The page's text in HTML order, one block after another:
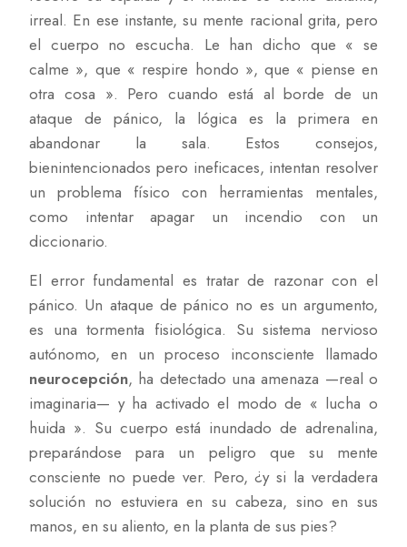
irreal. En ese instante, su mente racional grita, pero
el cuerpo no escucha. Le han dicho que « se
calme », que « respire hondo », que « piense en
otra cosa ». Pero cuando está al borde de un
ataque de pánico, la lógica es la primera en
abandonar la sala. Estos consejos,
bienintencionados pero ineficaces, intentan resolver
un problema físico con herramientas mentales,
como intentar apagar un incendio con un
diccionario.
El error fundamental es tratar de razonar con el
pánico. Un ataque de pánico no es un argumento,
es una tormenta fisiológica. Su sistema nervioso
autónomo, en un proceso inconsciente llamado
neurocepción, ha detectado una amenaza —real o
imaginaria— y ha activado el modo de « lucha o
huida ». Su cuerpo está inundado de adrenalina,
preparándose para un peligro que su mente
consciente no puede ver. Pero, ¿y si la verdadera
solución no estuviera en su cabeza, sino en sus
manos, en su aliento, en la planta de sus pies?